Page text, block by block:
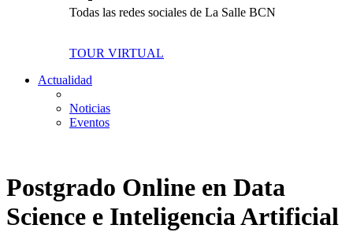
Todas las redes sociales de La Salle BCN
TOUR VIRTUAL
Actualidad
Noticias
Eventos
Postgrado Online en Data
Science e Inteligencia Artificial